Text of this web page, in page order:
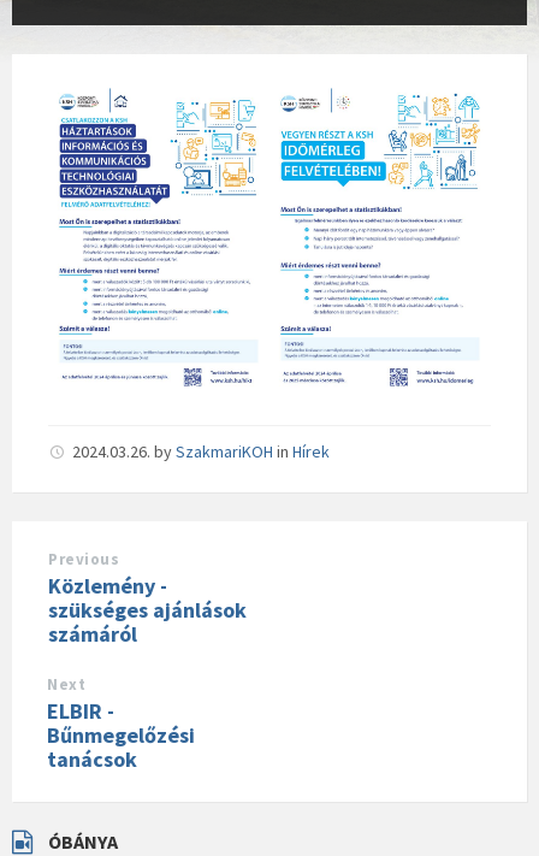
2024.03.26. bySzakmariKOH in Hírek
Previous
Közlemény -
szükséges ajánlások
számáról
Next
ELBIR -
Bűnmegelőzési
tanácsok
ÓBÁNYA